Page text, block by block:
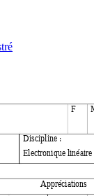
F
Discipline :
Electronique linéaire
Appréciations